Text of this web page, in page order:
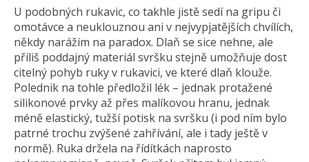
U podobných rukavic, co takhle jistě sedí na gripu či
omotávce a neuklouznou ani v nejvypjatějších chvílích,
někdy narážím na paradox. Dlaň se sice nehne, ale
příliš poddajný materiál svršku stejně umožňuje dost
citelný pohyb ruky v rukavici, ve které dlaň klouže.
Polednik na tohle předložil lék – jednak protažené
silikonové prvky až přes malíkovou hranu, jednak
méně elastický, tužší potisk na svršku (i pod ním bylo
patrné trochu zvýšené zahřívání, ale i tady ještě v
normě). Ruka držela na řídítkách naprosto